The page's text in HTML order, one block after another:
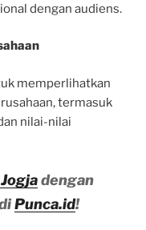
dengan audiens.
memperlihatkan
termasuk
nilai-nilai
dengan
Punca.id!